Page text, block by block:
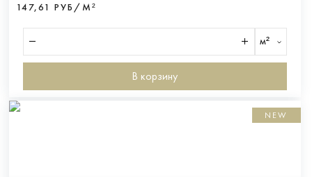
147,61 РУБ/М²
м²
В корзину
NEW